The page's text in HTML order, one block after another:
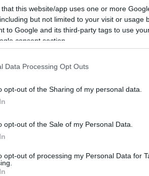
that this website/app uses one or more
but not limited to your visit or usage
to Google and its third-party tags to use
consent section.
Data Processing Opt Outs
opt-out of the Sharing of my personal data.
opt-out of the Sale of my Personal Data.
opt-out of processing my Personal Data for
királyai voltak, és most?
1300 Forint)
Forint
Forint, hétvégén 1700 Forint